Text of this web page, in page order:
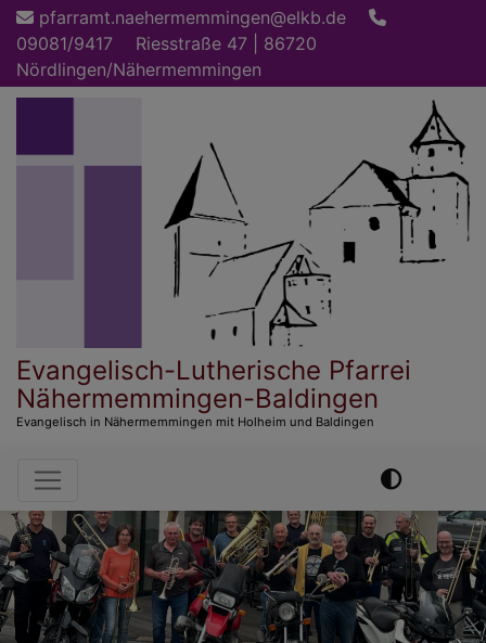
Direkt
zum
Inhalt
pfarramt.naehermemmingen@elkb.de
09081/9417
Riesstraße 47 | 86720
Nördlingen/Nähermemmingen
Evangelisch-Lutherische Pfarrei
Nähermemmingen-Baldingen
Evangelisch in Nähermemmingen mit Holheim und Baldingen
Hauptnavigation